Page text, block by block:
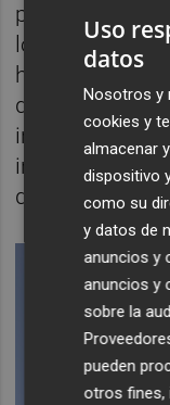
proyectos
logístico-
hecho que les
dentro del
inician las
intención de
de este
Uso
datos
Nosotros y
cookies y
almacenar
dispositivo
como su
y datos de
anuncios y
anuncios y
sobre la
pueden
otros fines,